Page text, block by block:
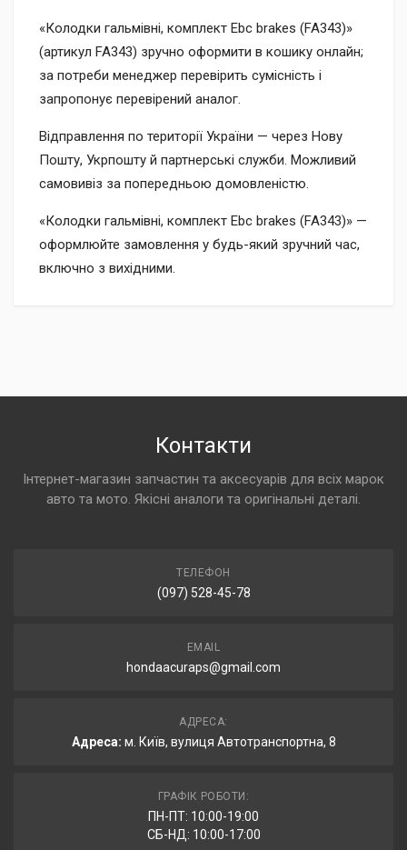
«Колодки гальмівні, комплект Ebc brakes (FA343)»
(артикул FA343) зручно оформити в кошику онлайн;
за потреби менеджер перевірить сумісність і
запропонує перевірений аналог.
Відправлення по території України — через Нову
Пошту, Укрпошту й партнерські служби. Можливий
самовивіз за попередньою домовленістю.
«Колодки гальмівні, комплект Ebc brakes (FA343)» —
оформлюйте замовлення у будь-який зручний час,
включно з вихідними.
Контакти
Інтернет-магазин запчастин та аксесуарів для всіх марок
авто та мото. Якісні аналоги та оригінальні деталі.
ТЕЛЕФОН
(097) 528-45-78
EMAIL
hondaacuraps@gmail.com
АДРЕСА:
Адреса: м. Київ, вулиця Автотранспортна, 8
ГРАФІК РОБОТИ:
ПН-ПТ: 10:00-19:00
СБ-НД: 10:00-17:00